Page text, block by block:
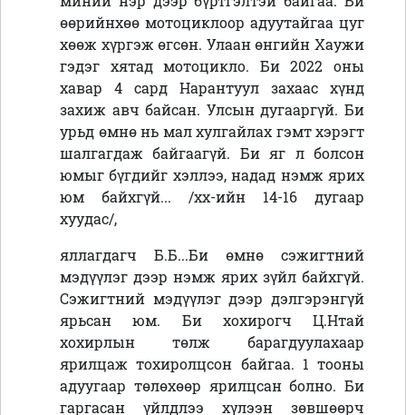
өөрийнхөө мотоциклоор адуутайгаа цуг
хөөж хүргэж өгсөн. Улаан өнгийн Хаужи
гэдэг хятад мотоцикло. Би 2022 оны
хавар 4 сард Нарантуул захаас хүнд
захиж авч байсан. Улсын дугааргүй. Би
урьд өмнө нь мал хулгайлах гэмт хэрэгт
шалгагдаж байгаагүй. Би яг л болсон
юмыг бүгдийг хэллээ, надад нэмж ярих
юм байхгүй... /хх-ийн 14-16 дугаар
хуудас/,
яллагдагч Б.Б...Би өмнө сэжигтний
мэдүүлэг дээр нэмж ярих зүйл байхгүй.
Сэжигтний мэдүүлэг дээр дэлгэрэнгүй
ярьсан юм. Би хохирогч Ц.Нтай
хохирлын төлж барагдуулахаар
ярилцаж тохиролцсон байгаа. 1 тооны
адуугаар төлөхөөр ярилцсан болно. Би
гаргасан үйлдлээ хүлээн зөвшөөрч